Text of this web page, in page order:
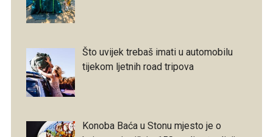
Što uvijek trebaš imati u automobilu
tijekom ljetnih road tripova
Konoba Baća u Stonu mjesto je o